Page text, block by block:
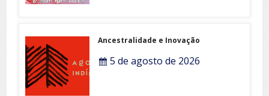
Ancestralidade e Inovação
5 de agosto de 2026